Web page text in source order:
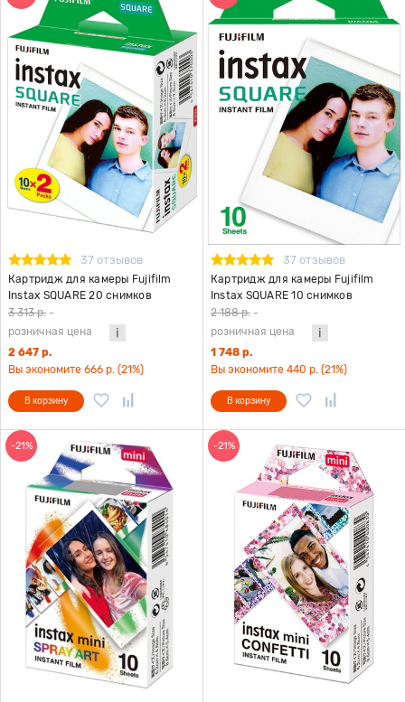
37 отзывов
Картридж для камеры Fujifilm
Instax SQUARE 20 снимков
3 313 р. -
розничная цена
2 647 р.
Вы экономите 666 р. (21%)
В корзину
37 отзывов
Картридж для камеры Fujifilm
Instax SQUARE 10 снимков
2 188 р. -
розничная цена
1 748 р.
Вы экономите 440 р. (21%)
В корзину
-21% -21%